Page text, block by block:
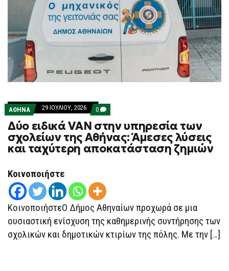
ΑΘΗΝΑ 29 ΙΟΥΛΊΟΥ, 2026 0 COMMENTS
ON
ΔΎΟ
ΕΙΔΙΚΆ
VAN
ΣΤΗΝ
ΑΘΉΝΑΣ:
ΆΜΕΣΕΣ
ΛΎΣΕΙΣ
ΚΑΙ
ΤΑΧΎΤΕΡΗ
ΑΠΟΚΑΤΆΣΤΑΣΗ
ΖΗΜΙΏΝ
Δύο ειδικά VAN στην υπηρεσία των
σχολείων της Αθήνας: Άμεσες λύσεις
και ταχύτερη αποκατάσταση ζημιών
Κοινοποιήστε
ΚοινοποιήστεΟ Δήμος Αθηναίων προχωρά σε μια
ουσιαστική ενίσχυση της καθημερινής συντήρησης των
σχολικών και δημοτικών κτιρίων της πόλης. Με την […]